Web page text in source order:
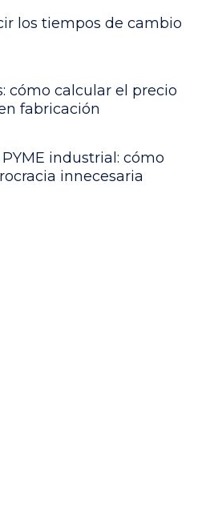
los tiempos de cambio
cómo calcular el precio
fabricación
PYME industrial: cómo
innecesaria